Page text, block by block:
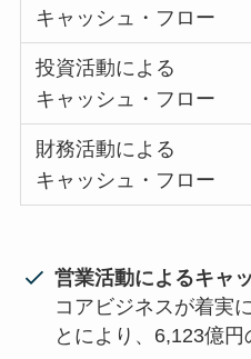
キャッシュ・フロー
投資活動による
キャッシュ・フロー
財務活動による
キャッシュ・フロー
営業活動によるキャ
コアビジネスが着実
とにより、6,123億円